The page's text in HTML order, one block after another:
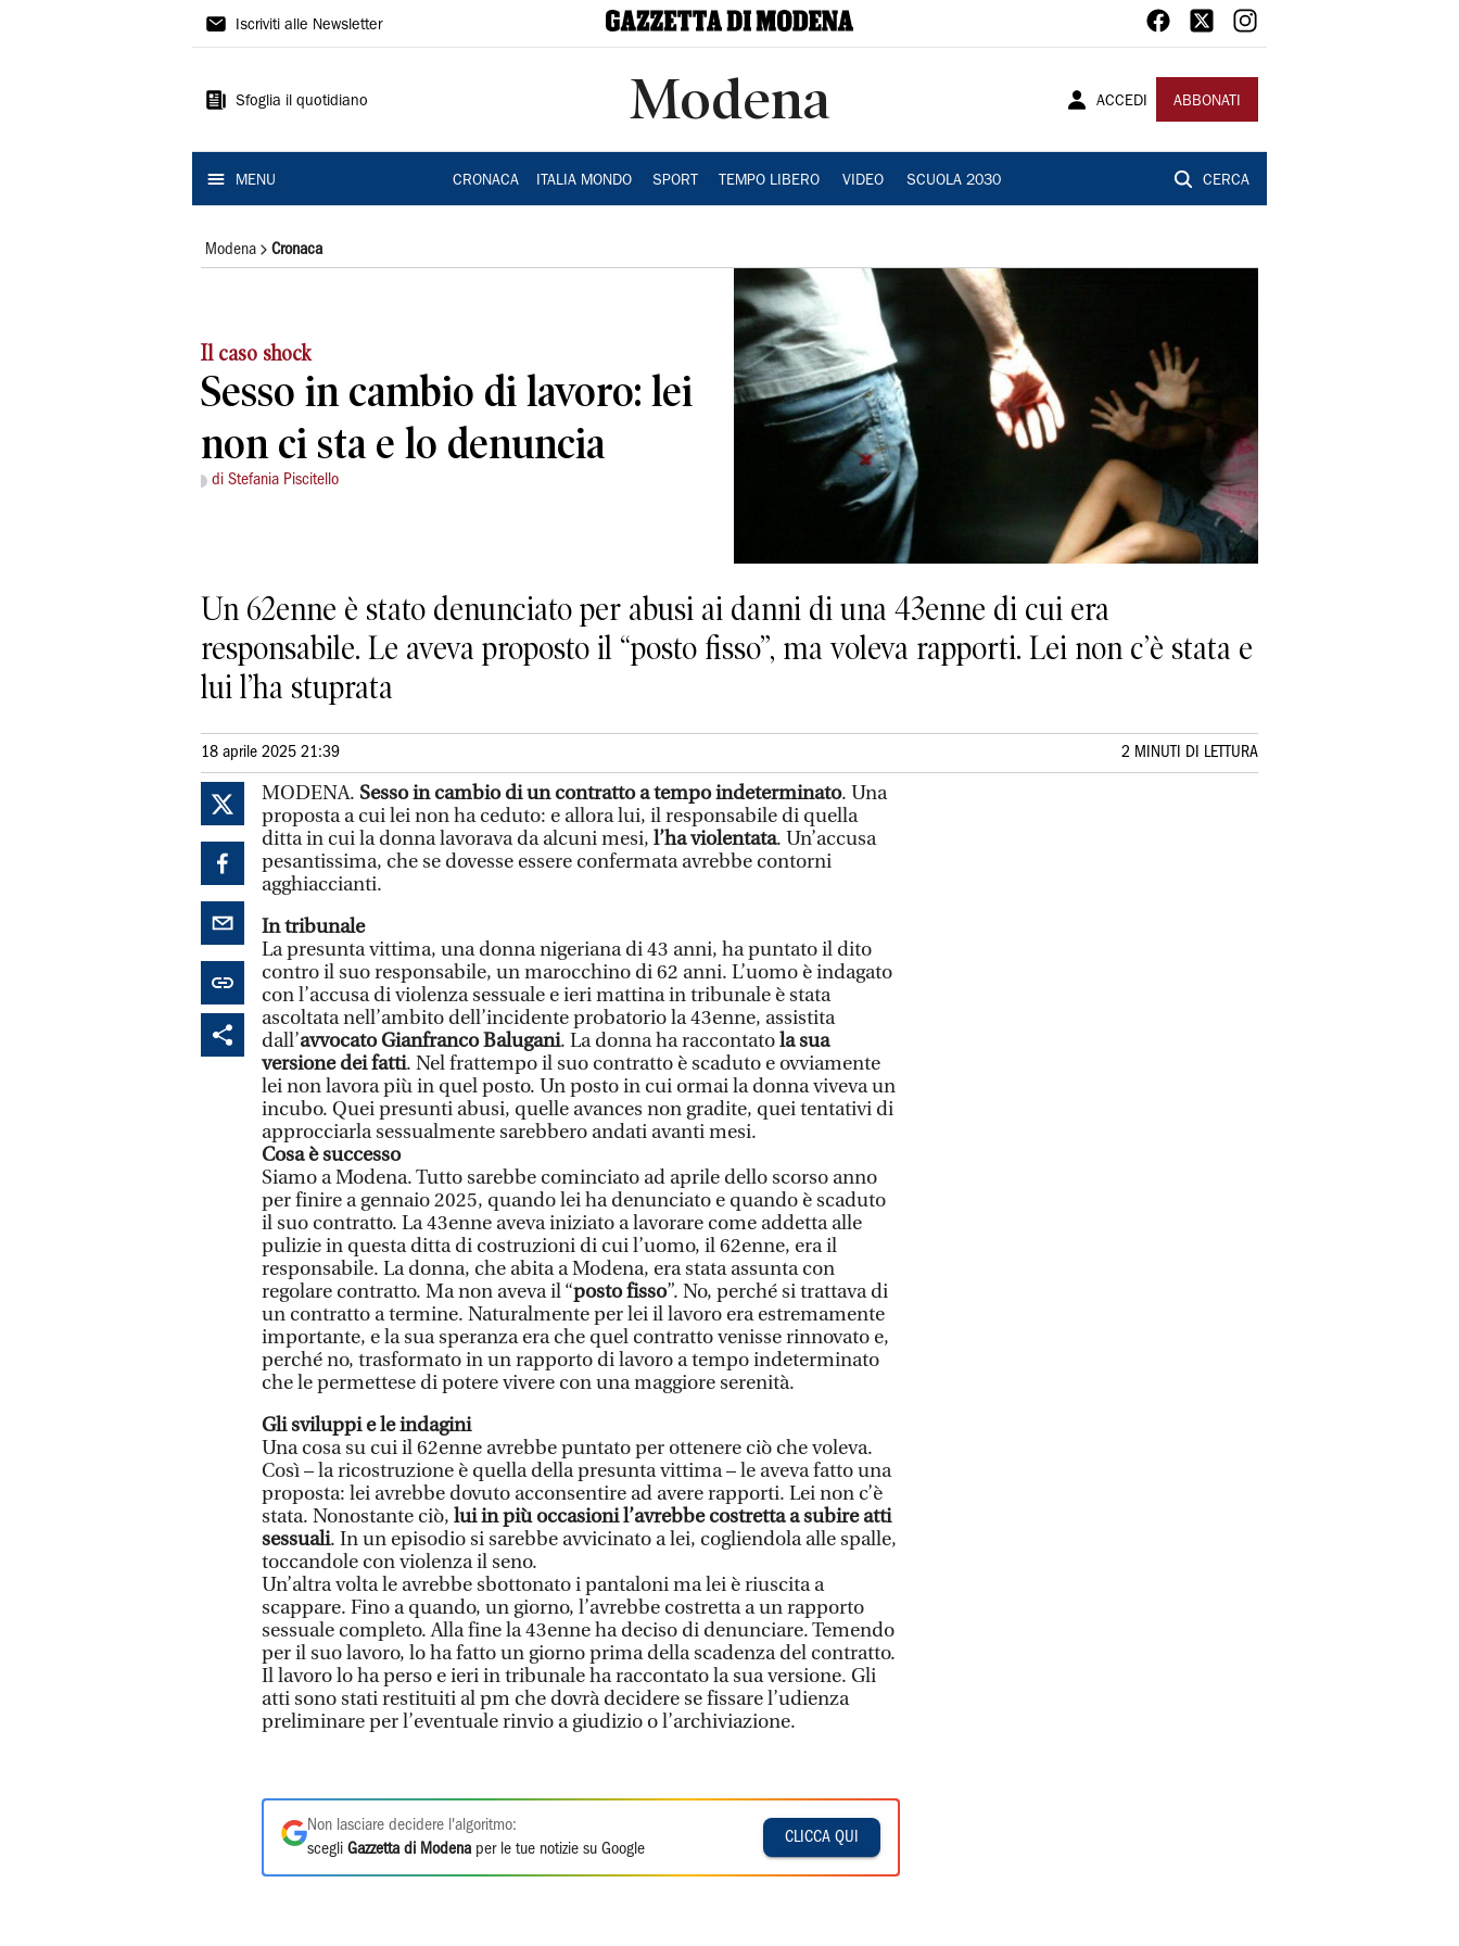
Gazzetta
Modena
Iscriviti alle Newsletter
Sfoglia il quotidiano Modena ACCEDI ABBONATI
MENU CRONACA ITALIA MONDO SPORT TEMPO LIBERO VIDEO SCUOLA 2030 CERCA
Modena Cronaca
Il caso shock
Sesso in cambio di lavoro: lei
non ci sta e lo denuncia
di Stefania Piscitello
Un 62enne è stato denunciato per abusi ai danni di una 43enne di cui era
responsabile. Le aveva proposto il “posto fisso”, ma voleva rapporti. Lei non c’è stata e
lui l’ha stuprata
18 aprile 2025 21:39 2 MINUTI DI LETTURA
MODENA. Sesso in cambio di un contratto a tempo indeterminato. Una
proposta a cui lei non ha ceduto: e allora lui, il responsabile di quella
ditta in cui la donna lavorava da alcuni mesi, l’ha violentata. Un’accusa
pesantissima, che se dovesse essere confermata avrebbe contorni
agghiaccianti.
In tribunale
La presunta vittima, una donna nigeriana di 43 anni, ha puntato il dito
contro il suo responsabile, un marocchino di 62 anni. L’uomo è indagato
con l’accusa di violenza sessuale e ieri mattina in tribunale è stata
ascoltata nell’ambito dell’incidente probatorio la 43enne, assistita
dall’avvocato Gianfranco Balugani. La donna ha raccontatola sua
versione dei fatti. Nel frattempo il suo contratto è scaduto e ovviamente
lei non lavora più in quel posto. Un posto in cui ormai la donna viveva un
incubo. Quei presunti abusi, quelle avances non gradite, quei tentativi di
approcciarla sessualmente sarebbero andati avanti mesi.
Cosa è successo
Siamo a Modena. Tutto sarebbe cominciato ad aprile dello scorso anno
per finire a gennaio 2025, quando lei ha denunciato e quando è scaduto
il suo contratto. La 43enne aveva iniziato a lavorare come addetta alle
pulizie in questa ditta di costruzioni di cui l’uomo, il 62enne, era il
responsabile. La donna, che abita a Modena, era stata assunta con
regolare contratto. Ma non aveva il “posto fisso”. No, perché si trattava di
un contratto a termine. Naturalmente per lei il lavoro era estremamente
importante, e la sua speranza era che quel contratto venisse rinnovato e,
perché no, trasformato in un rapporto di lavoro a tempo indeterminato
che le permettese di potere vivere con una maggiore serenità.
Gli sviluppi e le indagini
Una cosa su cui il 62enne avrebbe puntato per ottenere ciò che voleva.
Così – la ricostruzione è quella della presunta vittima – le aveva fatto una
proposta: lei avrebbe dovuto acconsentire ad avere rapporti. Lei non c’è
stata. Nonostante ciò, lui in più occasioni l’avrebbe costretta a subire atti
sessuali. In un episodio si sarebbe avvicinato a lei, cogliendola alle spalle,
toccandole con violenza il seno.
Un’altra volta le avrebbe sbottonato i pantaloni ma lei è riuscita a
scappare. Fino a quando, un giorno, l’avrebbe costretta a un rapporto
sessuale completo. Alla fine la 43enne ha deciso di denunciare. Temendo
per il suo lavoro, lo ha fatto un giorno prima della scadenza del contratto.
Il lavoro lo ha perso e ieri in tribunale ha raccontato la sua versione. Gli
atti sono stati restituiti al pm che dovrà decidere se fissare l’udienza
preliminare per l’eventuale rinvio a giudizio o l’archiviazione.
Non lasciare decidere l'algoritmo:
scegli Gazzetta di Modena per le tue notizie su Google
CLICCA QUI